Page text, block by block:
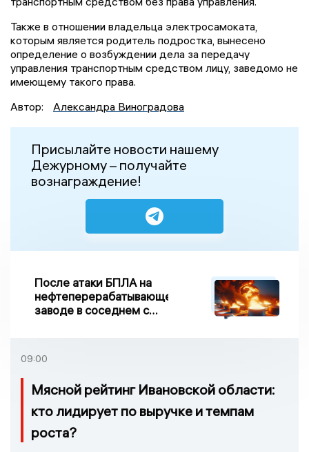
Также в отношении владельца электросамоката,
которым является родитель подростка, вынесено
определение о возбуждении дела за передачу
управления транспортным средством лицу, заведомо не
имеющему такого права.
Автор:
Александра Виноградова
Присылайте новости нашему
Дежурному – получайте
вознаграждение!
После атаки БПЛА на
нефтеперерабатывающем
заводе в соседнем с
09:00
Мясной рейтинг Ивановской области:
кто лидирует по выручке и темпам
роста?